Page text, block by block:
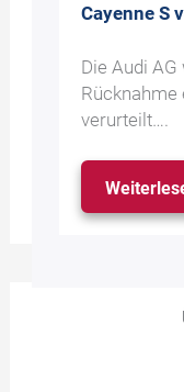
Cayenne S
Die Audi
Rücknahme
verurteilt….